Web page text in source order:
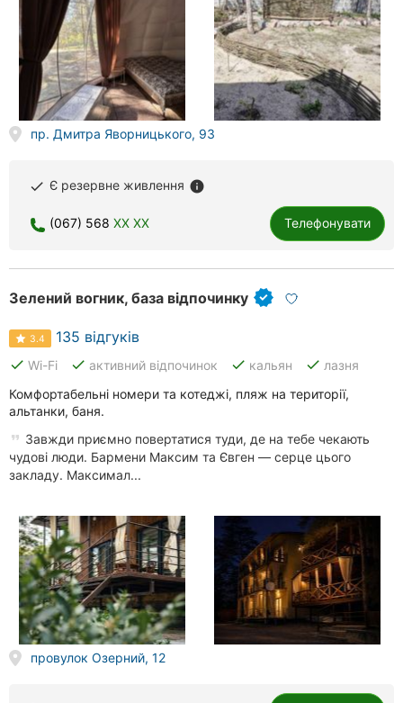
Дніпро
Вінниця
Житомир
Хмельницький
Рівне
Кропивницький
Київ
Запоріжжя
Львів
Ріг
Миколаїв
Херсон
Полтава
Чернігів
пр. Дмитра Яворницького, 93
done Є резервне живлення info
(067) 568 XX XX Телефонувати
Зелений вогник, база відпочинку
3.4 135 відгуків
done Wi-Fi done активний відпочинок done кальян done лазня
Комфортабельні номери та котеджі, пляж на території,
альтанки, баня.
Завжди приємно повертатися туди, де на тебе чекають
чудові люди. Бармени Максим та Євген — серце цього
закладу. Максимал...
провулок Озерний, 12